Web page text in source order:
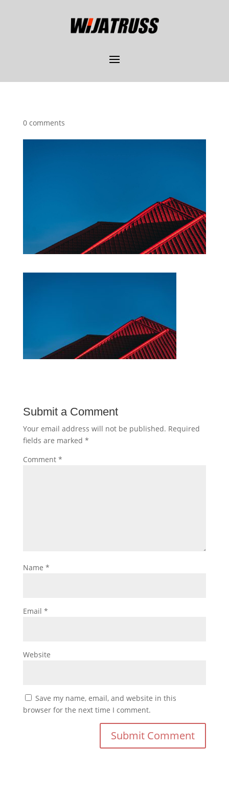
0 comments
Submit a Comment
Your email address will not be published. Required
fields are marked *
Comment *
Name *
Email *
Website
Save my name, email, and website in this
browser for the next time I comment.